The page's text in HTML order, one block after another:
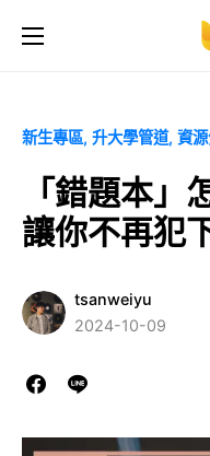
新生專區 升大學管道 資
「錯題本」
讓你不再犯
tsanweiyu
2024-10-09